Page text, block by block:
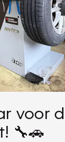
voor
🔧🚗